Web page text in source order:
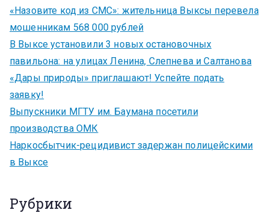
«Назовите код из СМС»: жительница Выксы перевела
мошенникам 568 000 рублей
В Выксе установили 3 новых остановочных
павильона: на улицах Ленина, Слепнева и Салтанова
«Дары природы» приглашают! Успейте подать
заявку!
Выпускники МГТУ им. Баумана посетили
производства ОМК
Наркосбытчик-рецидивист задержан полицейскими
в Выксе
Рубрики